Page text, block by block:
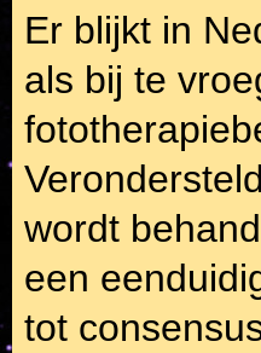
Er blijkt in
als bij te
wordt
een
tot